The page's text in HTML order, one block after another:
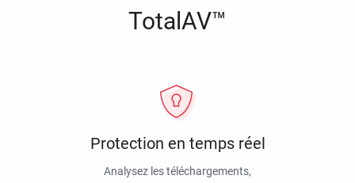
TotalAV™
Protection en temps réel
Analysez les téléchargements,